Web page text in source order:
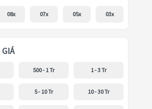
08x 07x 05x 03x
500 - 1 Tr 1 - 3 Tr
5 - 10 Tr 10 - 30 Tr